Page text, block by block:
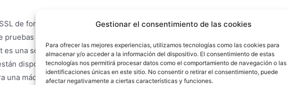
Gestionar el consentimiento de las cookies
Para ofrecer las mejores experiencias, utilizamos tecnologías como las cookies para
almacenar y/o acceder a la información del dispositivo. El consentimiento de estas
tecnologías nos permitirá procesar datos como el comportamiento de navegación o las
identificaciones únicas en este sitio. No consentir o retirar el consentimiento, puede
afectar negativamente a ciertas características y funciones.
de forma gratuita, que podemos renovar periódicamente, por ejemplo
o laboratorio, un proyecto personal, o para un proyecto
es una solución adecuada y muy utilizada, cada vez más. Si bien, es habitual
disponibles en Internet, en este Post os voy a contar cómo generar un
una máquina Ubuntu que no está expuesta a Internet, ya sea un entorno de